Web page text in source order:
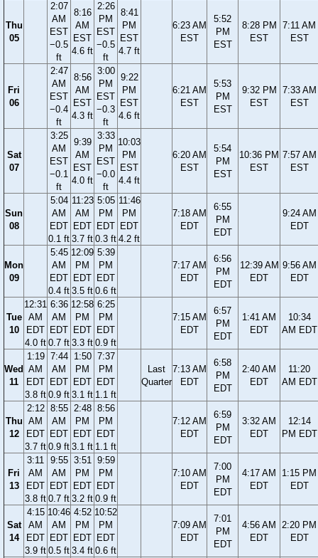
Thu
05
2:07
AM
EST
−0.5
ft
8:16
AM
EST
4.6 ft
2:26
PM
EST
−0.5
ft
8:41
PM
EST
4.7 ft
6:23 AM
EST
5:52
PM
EST
8:28 PM
EST
7:11 AM
EST
Fri
06
2:47
AM
EST
−0.4
ft
8:56
AM
EST
4.3 ft
3:00
PM
EST
−0.3
ft
9:22
PM
EST
4.6 ft
6:21 AM
EST
5:53
PM
EST
9:32 PM
EST
7:33 AM
EST
Sat
07
3:25
AM
EST
−0.1
ft
9:39
AM
EST
4.0 ft
3:33
PM
EST
−0.0
ft
10:03
PM
EST
4.4 ft
6:20 AM
EST
5:54
PM
EST
10:36 PM
EST
7:57 AM
EST
Sun
08
5:04
AM
EDT
0.1 ft
11:23
AM
EDT
3.7 ft
5:05
PM
EDT
0.3 ft
11:46
PM
EDT
4.2 ft
7:18 AM
EDT
6:55
PM
EDT
9:24 AM
EDT
Mon
09
5:45
AM
EDT
0.4 ft
12:09
PM
EDT
3.5 ft
5:39
PM
EDT
0.6 ft
7:17 AM
EDT
6:56
PM
EDT
12:39 AM
EDT
9:56 AM
EDT
Tue
10
12:31
AM
EDT
4.0 ft
6:36
AM
EDT
0.7 ft
12:58
PM
EDT
3.3 ft
6:25
PM
EDT
0.9 ft
7:15 AM
EDT
6:57
PM
EDT
1:41 AM
EDT
10:34
AM EDT
Wed
11
1:19
AM
EDT
3.8 ft
7:44
AM
EDT
0.9 ft
1:50
PM
EDT
3.1 ft
7:37
PM
EDT
1.1 ft
Last
Quarter
7:13 AM
EDT
6:58
PM
EDT
2:40 AM
EDT
11:20
AM EDT
Thu
12
2:12
AM
EDT
3.7 ft
8:55
AM
EDT
0.9 ft
2:48
PM
EDT
3.1 ft
8:56
PM
EDT
1.1 ft
7:12 AM
EDT
6:59
PM
EDT
3:32 AM
EDT
12:14
PM EDT
Fri
13
3:11
AM
EDT
3.8 ft
9:55
AM
EDT
0.7 ft
3:51
PM
EDT
3.2 ft
9:59
PM
EDT
0.9 ft
7:10 AM
EDT
7:00
PM
EDT
4:17 AM
EDT
1:15 PM
EDT
Sat
14
4:15
AM
EDT
3.9 ft
10:46
AM
EDT
0.5 ft
4:52
PM
EDT
3.4 ft
10:52
PM
EDT
0.6 ft
7:09 AM
EDT
7:01
PM
EDT
4:56 AM
EDT
2:20 PM
EDT